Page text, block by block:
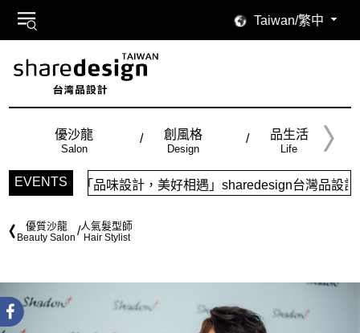
Taiwan/繁中
優沙龍
Salon
創風格
Design
品生活
Life
EVENTS
「品味設計，美好相遇」sharedesign台灣品設計，五大
優質沙龍
Beauty Salon
人氣髮型師
Hair Stylist